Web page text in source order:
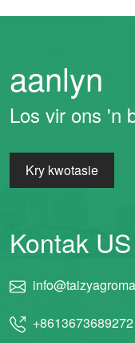
aanlyn
Los vir ons 'n
Kry kwotasie
Kontak US
+8613673689272